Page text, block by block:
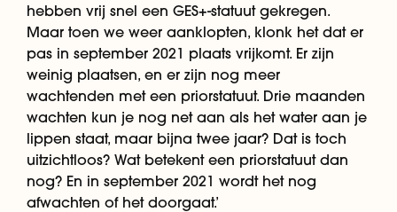
hebben vrij snel een GES+-statuut gekregen.
Maar toen we weer aanklopten, klonk het dat er
pas in september 2021 plaats vrijkomt. Er zijn
weinig plaatsen, en er zijn nog meer
wachtenden met een priorstatuut. Drie maanden
wachten kun je nog net aan als het water aan je
lippen staat, maar bijna twee jaar? Dat is toch
uitzichtloos? Wat betekent een priorstatuut dan
nog? En in september 2021 wordt het nog
afwachten of het doorgaat.’